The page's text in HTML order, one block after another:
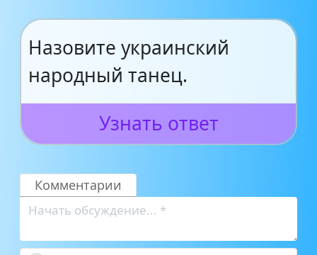
Назовите украинский
народный танец.
Узнать ответ
Комментарии